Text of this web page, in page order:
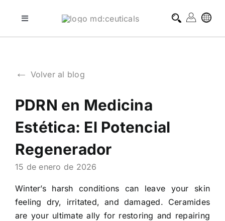
Toggle
tratamientos domiciliarios
blog
sobre md:ceuticals
← Volver al blog
PDRN en Medicina
Estética: El Potencial
Regenerador
15 de enero de 2026
Winter’s harsh conditions can leave your skin
feeling dry, irritated, and damaged. Ceramides
are your ultimate ally for restoring and repairing